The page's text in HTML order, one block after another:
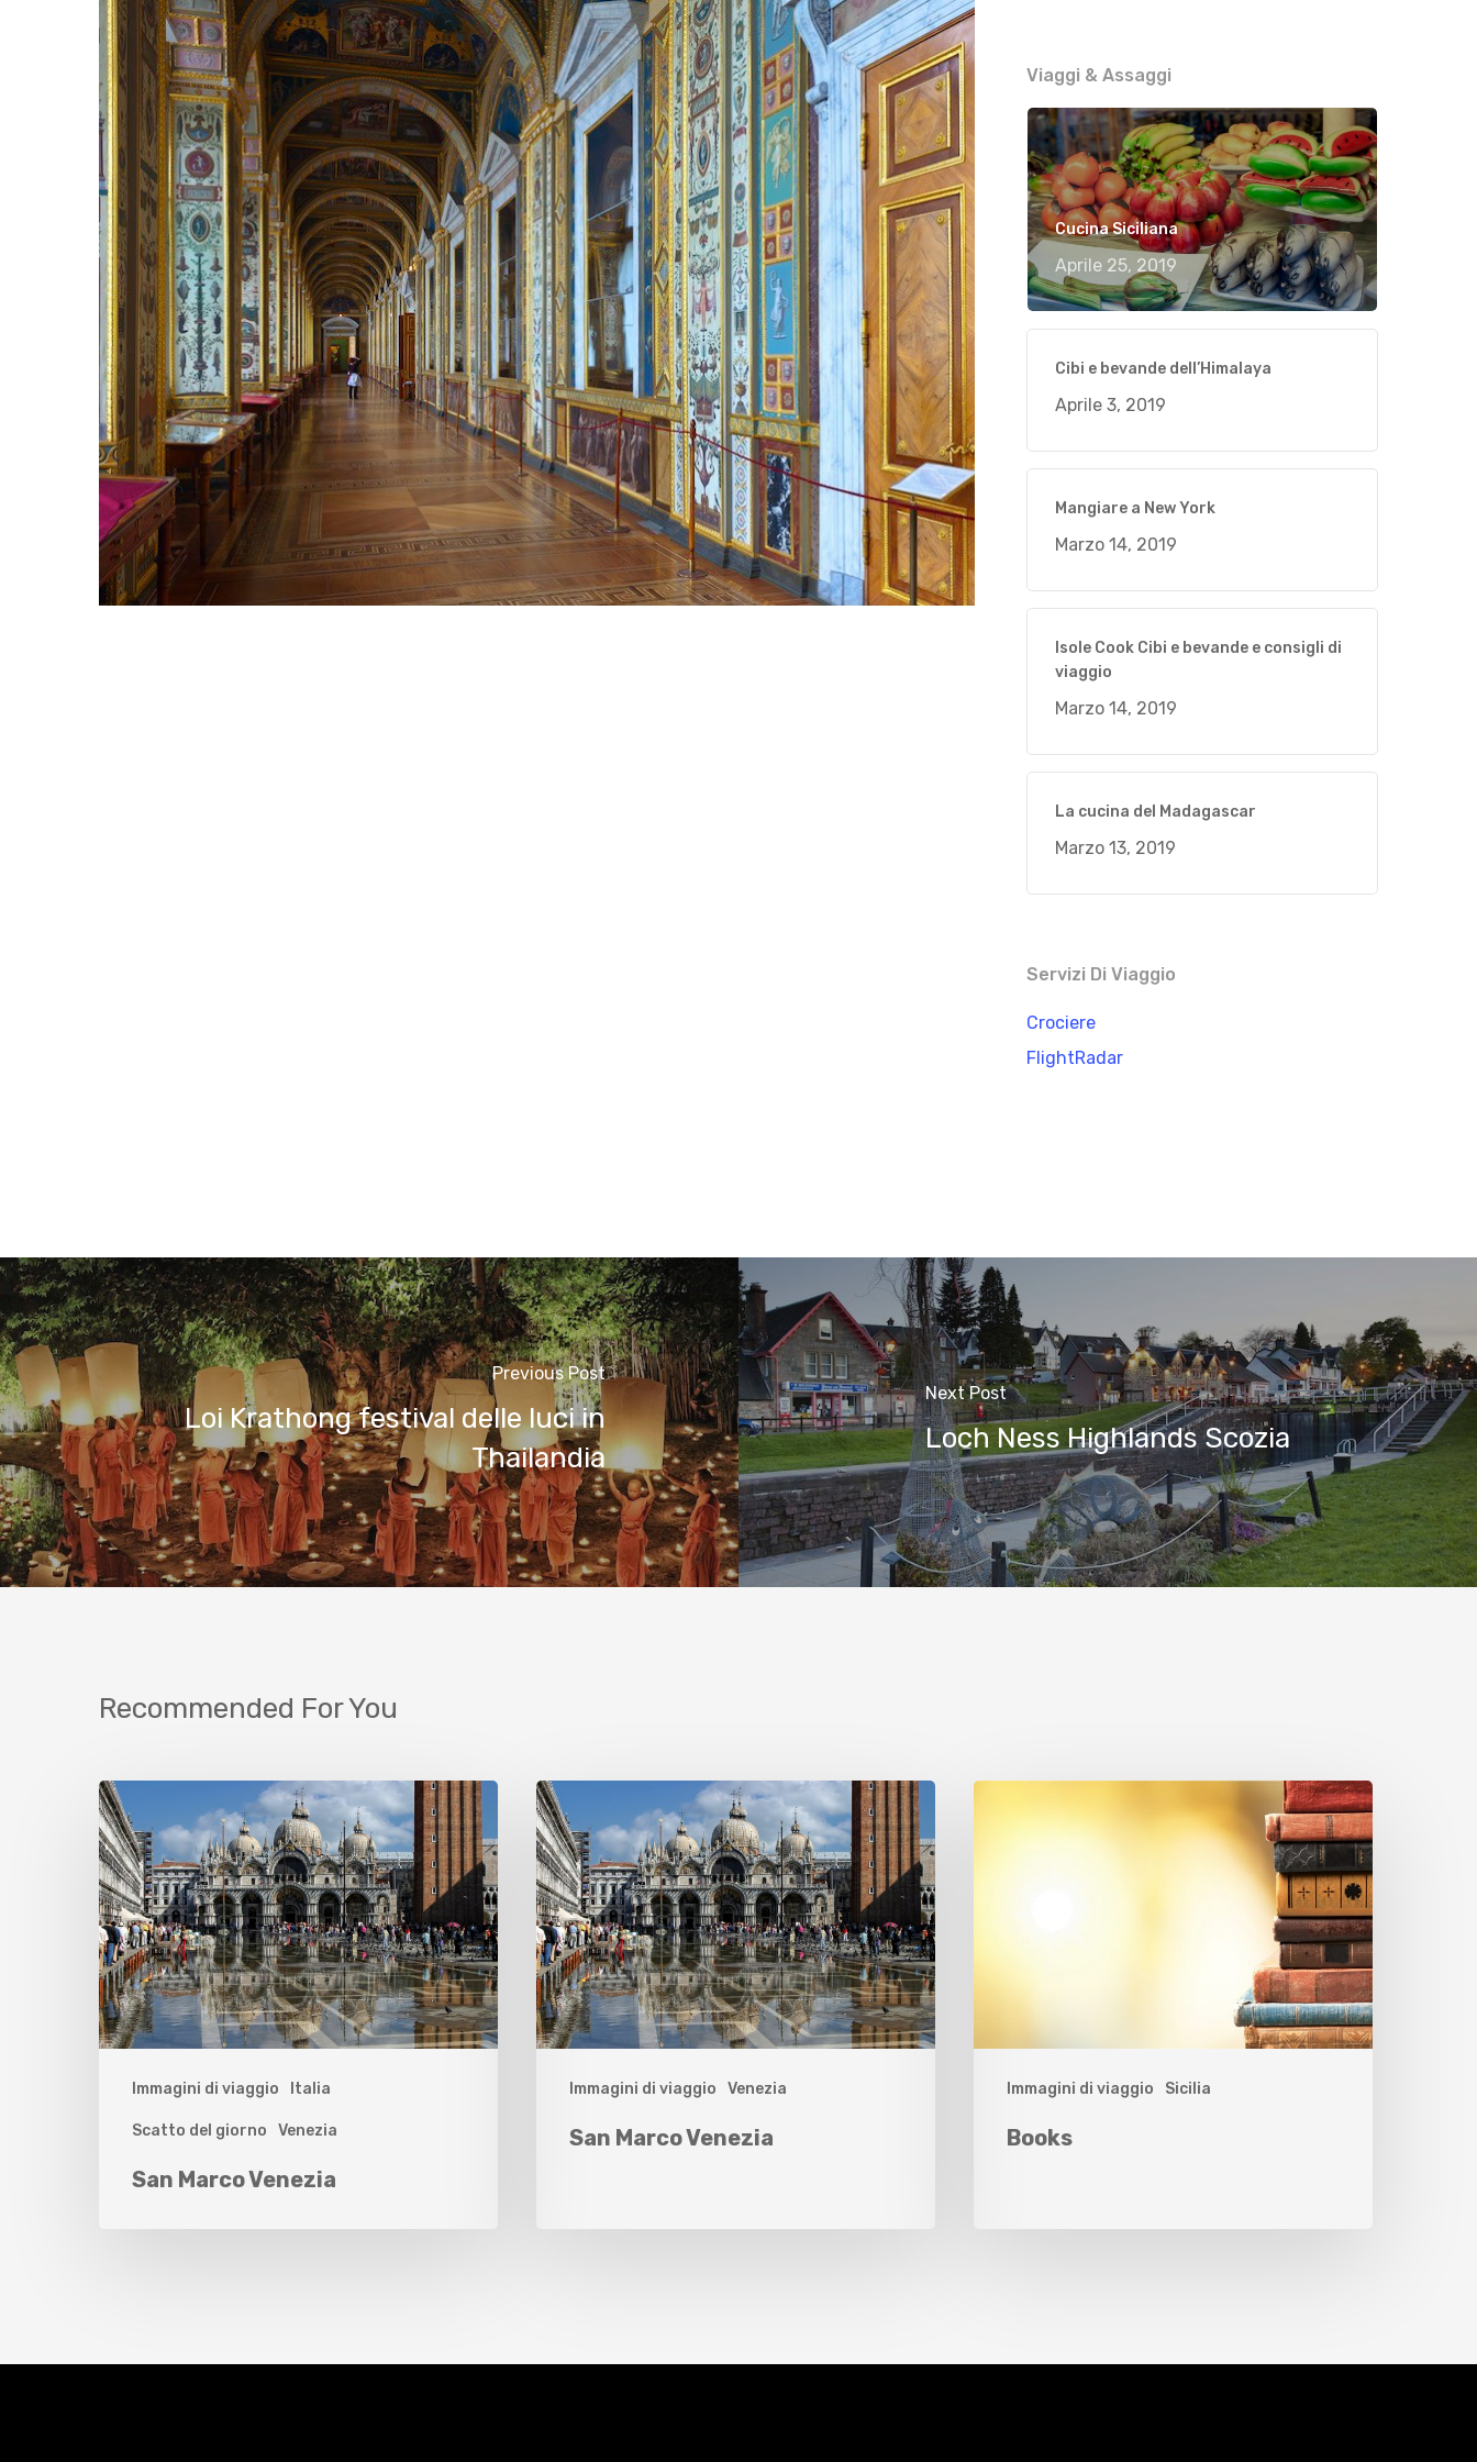
Hit enter to search or ESC to close
Viaggi & Assaggi
Cucina Siciliana
Aprile 25, 2019
Cibi e bevande dell’Himalaya
Aprile 3, 2019
Mangiare a New York
Marzo 14, 2019
Isole Cook Cibi e bevande e consigli di
viaggio
Marzo 14, 2019
La cucina del Madagascar
Marzo 13, 2019
Servizi Di Viaggio
Crociere
FlightRadar
Previous Post
Loi Krathong festival delle luci in
Thailandia
Next Post
Loch Ness Highlands Scozia
Recommended For You
Immagini di viaggio Italia
Scatto del giorno Venezia
San Marco Venezia
Immagini di viaggio Venezia
San Marco Venezia
Immagini di viaggio Sicilia
Books